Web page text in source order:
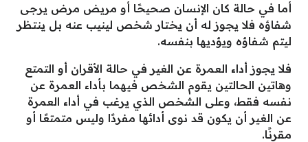
أما في حالة كان الإنسان صحيحًا أو مريض مرض يرجى
شفاؤه فلا يجوز له أن يختار شخص لينيب عنه بل ينتظر
ليتم شفاؤه ويؤديها بنفسه.
فلا يجوز أداء العمرة عن الغير في حالة الأقران أو التمتع
وهاتين الحالتين يقوم الشخص فيهما بأداء العمرة عن
نفسه فقط، وعلى الشخص الذي يرغب في أداء العمرة
عن الغير أن يكون قد نوى أدائها مفردًا وليس متمتعًا أو
مقرنًا.